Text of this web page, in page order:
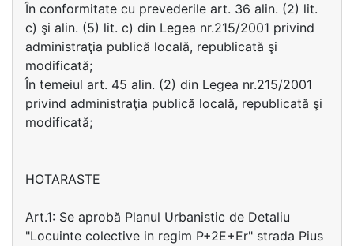
În conformitate cu prevederile art. 36 alin. (2) lit.
c) şi alin. (5) lit. c) din Legea nr.215/2001 privind
administraţia publică locală, republicată şi
modificată;
În temeiul art. 45 alin. (2) din Legea nr.215/2001
privind administraţia publică locală, republicată şi
modificată;
HOTARASTE
Art.1: Se aprobă Planul Urbanistic de Detaliu
"Locuinte colective in regim P+2E+Er" strada Pius